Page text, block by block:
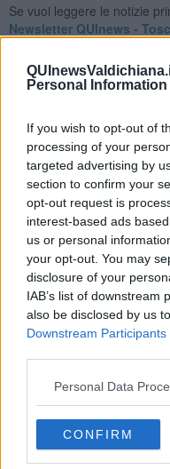
Personal Information
If you wish to opt-out of
processing of your
targeted advertising by
section to confirm your
opt-out request is
interest-based ads
us or personal
your opt-out. You may
disclosure of your
IAB’s list of downstream
also be disclosed by us
Downstream Participants
Personal Data
CONFIRM
Se vuoi leggere le notizie
Newsletter QUInews -
Basta cliccareQUI
Articoli dal Blog
​Linee guida per
​Il ripristino della natura
Cittadini
Il nesso tra cambiamenti
Tutti morimmo a stento (3)
Tutti morimmo a stento (2)
​Tutti morimmo a stento (1)
IL CORRIDOIO BLU il
Un manuale essenziale
Il corridoio blu
​Il cronoprogramma
​I costi dell’adeguamento
sorti dell’Elba
Verso il full electric a
​La Scienza dei Cittadini e
Trump e le sue guerre
​Le furbate elettorali